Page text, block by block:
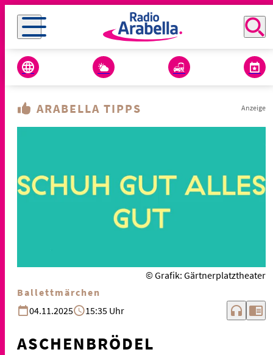
ARABELLA TIPPS Anzeige
© Grafik: Gärtnerplatztheater
Ballettmärchen
04.11.2025
15:35 Uhr headphones chrome_reader_mode
ASCHENBRÖDEL